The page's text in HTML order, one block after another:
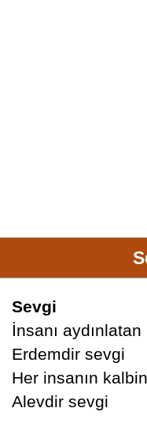
Sevgi
İnsanı aydınlatan
Erdemdir sevgi
Her insanın
Alevdir sevgi